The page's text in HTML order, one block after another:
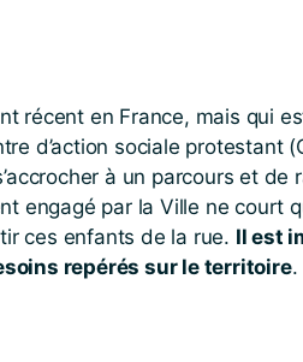
en France, mais qui
d’action sociale protestant
à un parcours et de
engagé par la Ville ne court
ces enfants de la rue. Il est
repérés sur le territoire.